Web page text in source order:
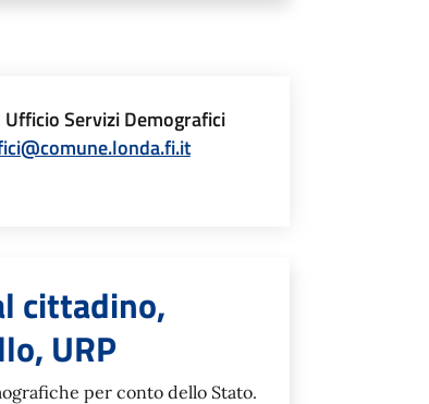
Ufficio Servizi Demografici
cittadino,
URP
per conto dello Stato.